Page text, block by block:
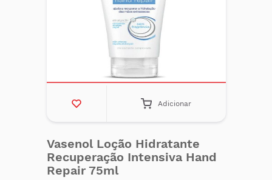
Adicionar
Vasenol Loção Hidratante
Recuperação Intensiva Hand
Repair 75ml